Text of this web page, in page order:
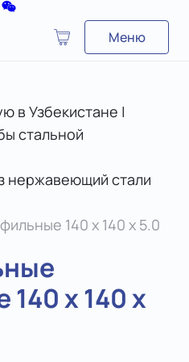
Меню
в Узбекистане |
стальной
нержавеющий стали
140 х 140 х 5.0
х 140 х